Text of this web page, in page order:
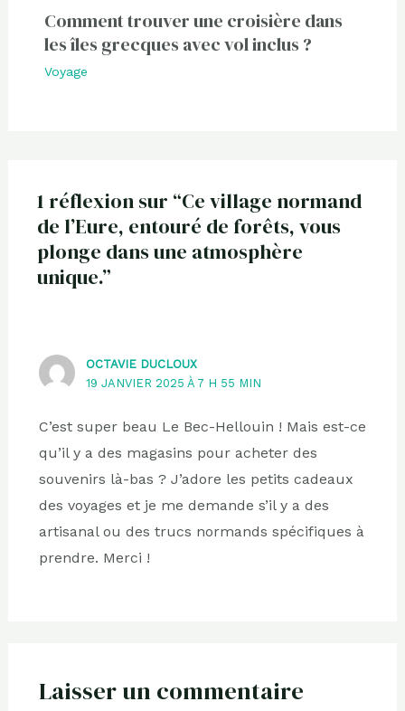
Comment trouver une croisière dans
les îles grecques avec vol inclus ?
Voyage
1 réflexion sur “Ce village normand
de l’Eure, entouré de forêts, vous
plonge dans une atmosphère
unique.”
OCTAVIE DUCLOUX
19 JANVIER 2025 À 7 H 55 MIN
C’est super beau Le Bec-Hellouin ! Mais est-ce
qu’il y a des magasins pour acheter des
souvenirs là-bas ? J’adore les petits cadeaux
des voyages et je me demande s’il y a des
artisanal ou des trucs normands spécifiques à
prendre. Merci !
Laisser un commentaire